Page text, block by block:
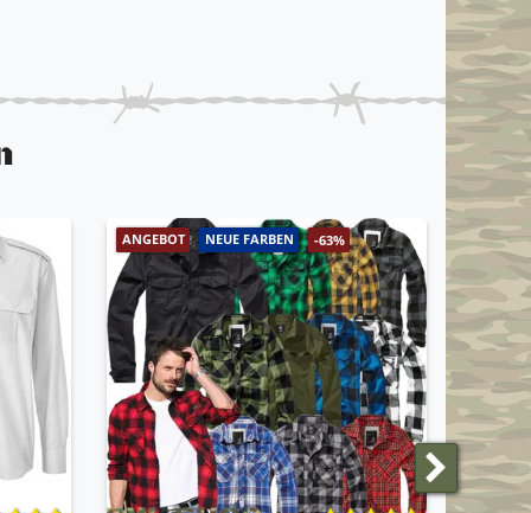
ANGEBOT NEUE FARBEN -63% NEUE